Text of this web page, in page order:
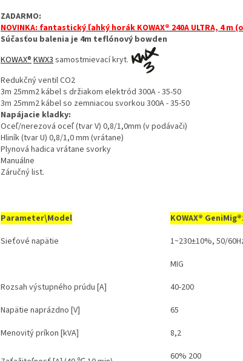
ZADARMO:
NOVINKA: fantastický ľahký horák KOWAX® 240A ULTRA, 4 m
Súčasťou balenia je 4m teflónový bowden
KOWAX® KWX3 samostmievací kryt.
Redukčný ventil CO2
3m 25mm2 kábel s držiakom elektród 300A - 35-50
3m 25mm2 kábel so zemniacou svorkou 300A - 35-50
Napájacie kladky:
Oceľ/nerezová oceľ (tvar V) 0,8/1,0mm (v podávači)
Hliník (tvar U) 0,8/1,0 mm (vrátane)
Plynová hadica vrátane svorky
Manuálne
Záručný list.
Parameter\Model KOWAX®
Sieťové napätie
1~230±10%, 50/
MIG
Rozsah výstupného prúdu [A]
40-200
Napätie naprázdno [V]
65
Menovitý príkon [kVA]
8,2
60% 200